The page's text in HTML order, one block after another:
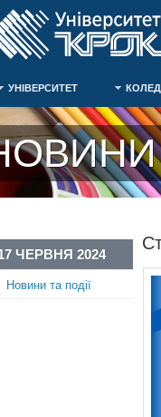
УНІВЕРСИТЕТ
ЧЕРВНЯ 2024
Новини та події